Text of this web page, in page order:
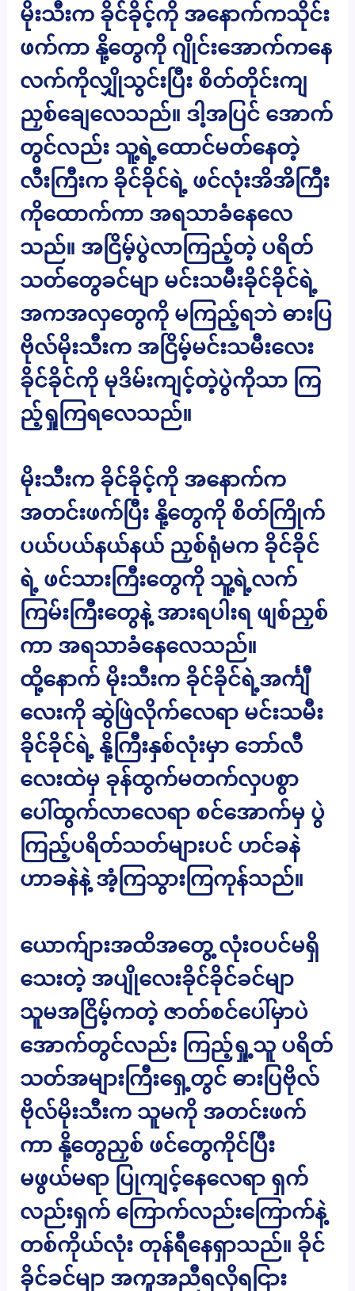
မိုးသီးက ခိုင်ခိုင့်ကို အနောက်ကသိုင်း
ဖက်ကာ နို့တွေကို ဂျိုင်းအောက်ကနေ
လက်ကိုလျှိုသွင်းပြီး စိတ်တိုင်းကျ
ညှစ်ချေလေသည်။ ဒါ့အပြင် အောက်
တွင်လည်း သူ့ရဲ့ထောင်မတ်နေတဲ့
လီးကြီးက ခိုင်ခိုင်ရဲ့ ဖင်လုံးအိအိကြီး
ကိုထောက်ကာ အရသာခံနေလေ
သည်။ အငြိမ့်ပွဲလာကြည့်တဲ့ ပရိတ်
သတ်တွေခင်မျာ မင်းသမီးခိုင်ခိုင်ရဲ့
အကအလှတွေကို မကြည့်ရဘဲ ဓားပြ
ဗိုလ်မိုးသီးက အငြိမ့်မင်းသမီးလေး
ခိုင်ခိုင်ကို မုဒိမ်းကျင့်တဲ့ပွဲကိုသာ ကြ
ည့်ရှုကြရလေသည်။
မိုးသီးက ခိုင်ခိုင့်ကို အနောက်က
အတင်းဖက်ပြီး နို့တွေကို စိတ်ကြိုက်
ပယ်ပယ်နယ်နယ် ညှစ်ရုံမက ခိုင်ခိုင်
ရဲ့ ဖင်သားကြီးတွေကို သူ့ရဲ့လက်
ကြမ်းကြီးတွေနဲ့ အားရပါးရ ဖျစ်ညှစ်
ကာ အရသာခံနေလေသည်။
ထို့နောက် မိုးသီးက ခိုင်ခိုင်ရဲ့အင်္ကျီ
လေးကို ဆွဲဖြဲလိုက်လေရာ မင်းသမီး
ခိုင်ခိုင်ရဲ့ နို့ကြီးနှစ်လုံးမှာ ဘော်လီ
လေးထဲမှ ခုန်ထွက်မတက်လှပစွာ
ပေါ်ထွက်လာလေရာ စင်အောက်မှ ပွဲ
ကြည့်ပရိတ်သတ်များပင် ဟင်ခနဲ
ဟာခနဲနဲ့ အံ့ကြသွားကြကုန်သည်။
ယောက်ျားအထိအတွေ့ လုံးဝပင်မရှိ
သေးတဲ့ အပျိုလေးခိုင်ခိုင်ခင်မျာ
သူမအငြိမ့်ကတဲ့ ဇာတ်စင်ပေါ်မှာပဲ
အောက်တွင်လည်း ကြည့်ရှု့သူ ပရိတ်
သတ်အများကြီးရှေ့တွင် ဓားပြဗိုလ်
ဗိုလ်မိုးသီးက သူမကို အတင်းဖက်
ကာ နို့တွေညှစ် ဖင်တွေကိုင်ပြီး
မဖွယ်မရာ ပြုကျင့်နေလေရာ ရှက်
လည်းရှက် ကြောက်လည်းကြောက်နဲ့
တစ်ကိုယ်လုံး တုန်ရီနေရှာသည်။ ခိုင်
ခိုင်ခင်မျာ အကူအညီရလိုရငြား